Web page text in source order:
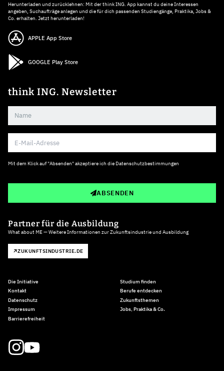
Herunterladen und zurücklehnen: Mit der think ING. App kannst du deine Interessen
angeben, Suchaufträge anlegen und die für dich passenden Studiengänge, Praktika, Jobs &
Co. erhalten. Jetzt herunterladen!
APPLE App Store
GOOGLE Play Store
think ING. Newsletter
Mit dem Klick auf "Absenden" akzeptiere ich die Datenschutzbestimmungen
ABSENDEN
Partner für die Ausbildung
What about ME — Weitere Informationen zur Zukunftsindustrie und Ausbildung
ZUKUNFTSINDUSTRIE.DE
Die Initiative
Kontakt
Datenschutz
Impressum
Barrierefreiheit
Studium finden
Berufe entdecken
Zukunftsthemen
Jobs, Praktika & Co.